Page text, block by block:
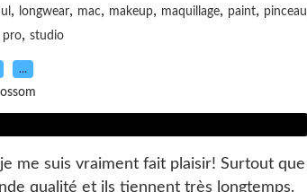
, longwear, mac, makeup, maquillage, paint, pinceau
pro, studio
…
me suis vraiment fait plaisir! Surtout que
qualité et ils tiennent très longtemps.